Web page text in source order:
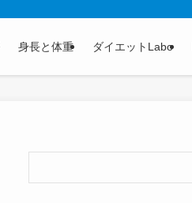
身長と体重 ダイエットLabo